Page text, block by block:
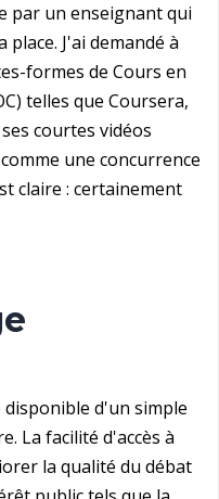
par un enseignant qui
J'ai demandé à
formes de Cours en
telles que Coursera,
courtes vidéos
une concurrence
claire : certainement
d'un simple
La facilité d'accès à
la qualité du débat